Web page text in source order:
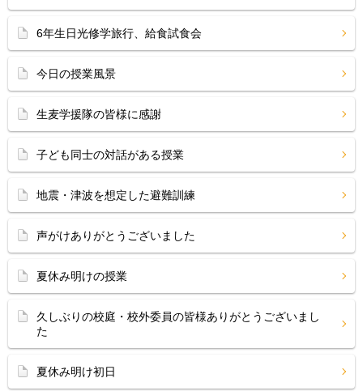
6年生日光修学旅行、給食試食会
今日の授業風景
生麦学援隊の皆様に感謝
子ども同士の対話がある授業
地震・津波を想定した避難訓練
声がけありがとうございました
夏休み明けの授業
久しぶりの校庭・校外委員の皆様ありがとうございまし
た
夏休み明け初日